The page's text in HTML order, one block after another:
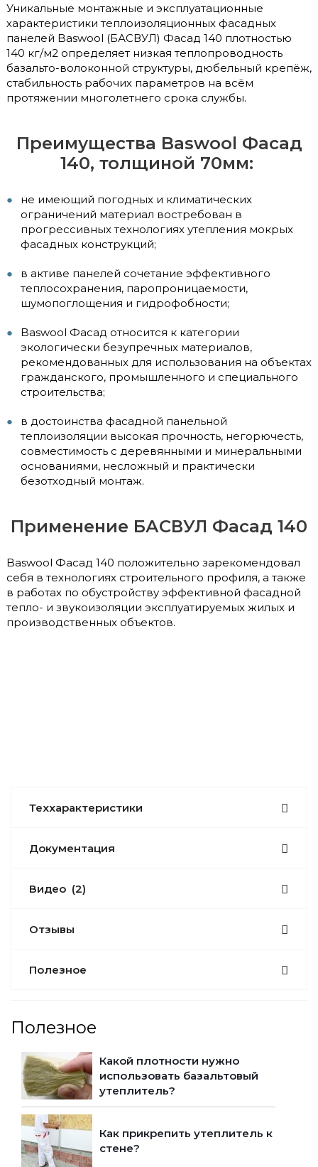
Уникальные монтажные и эксплуатационные
характеристики теплоизоляционных фасадных
панелей Baswool (БАСВУЛ) Фасад 140 плотностью
140 кг/м2 определяет низкая теплопроводность
базальто-волоконной структуры, дюбельный крепёж,
стабильность рабочих параметров на всём
протяжении многолетнего срока службы.
Преимущества Baswool Фасад
140, толщиной 70мм:
не имеющий погодных и климатических
ограничений материал востребован в
прогрессивных технологиях утепления мокрых
фасадных конструкций;
в активе панелей сочетание эффективного
теплосохранения, паропроницаемости,
шумопоглощения и гидрофобности;
Baswool Фасад относится к категории
экологически безупречных материалов,
рекомендованных для использования на объектах
гражданского, промышленного и специального
строительства;
в достоинства фасадной панельной
теплоизоляции высокая прочность, негорючесть,
совместимость с деревянными и минеральными
основаниями, несложный и практически
безотходный монтаж.
Применение БАСВУЛ Фасад 140
Baswool Фасад 140 положительно зарекомендовал
себя в технологиях строительного профиля, а также
в работах по обустройству эффективной фасадной
тепло- и звукоизоляции эксплуатируемых жилых и
производственных объектов.
Теххарактеристики
Документация
Видео (2)
Отзывы
Полезное
Полезное
Какой плотности нужно
использовать базальтовый
утеплитель?
Как прикрепить утеплитель к
стене?